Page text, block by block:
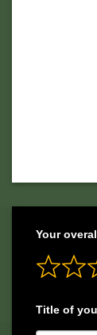
Your
Title of